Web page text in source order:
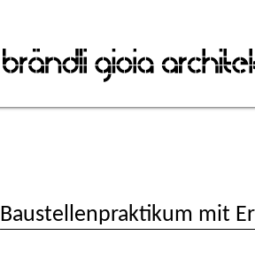
Baustellenpraktikum mit